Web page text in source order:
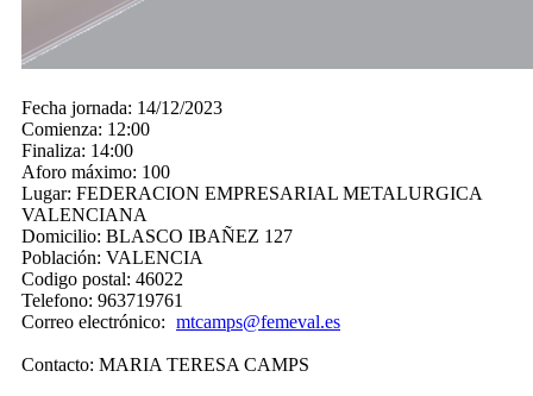
Fecha jornada: 14/12/2023
Comienza: 12:00
Finaliza: 14:00
Aforo máximo: 100
Lugar: FEDERACION EMPRESARIAL METALURGICA
VALENCIANA
Domicilio: BLASCO IBAÑEZ 127
Población: VALENCIA
Codigo postal: 46022
Telefono: 963719761
Correo electrónico: mtcamps@femeval.es
Contacto: MARIA TERESA CAMPS